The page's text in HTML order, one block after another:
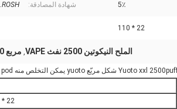
5٪ شهادة المصادقة: ROSH.
22 * 110
الملح النيكوتين 2500 نفث VAPE , مربع 2500 نفث VAPE يمكن التخلص منها
22 * 108.9 ملم